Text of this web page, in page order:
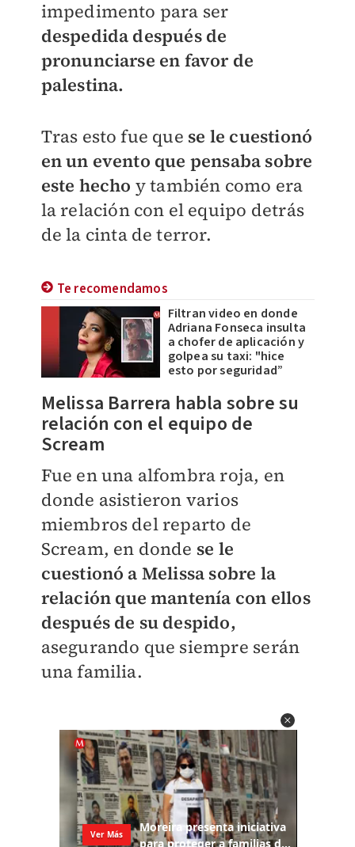
impedimento para ser
despedida después de
pronunciarse en favor de
palestina.
Tras esto fue que se le cuestionó
en un evento que pensaba sobre
este hecho y también como era
la relación con el equipo detrás
de la cinta de terror.
Te recomendamos
Filtran video en donde
Adriana Fonseca insulta
a chofer de aplicación y
golpea su taxi: "hice
esto por seguridad”
Melissa Barrera habla sobre su
relación con el equipo de
Scream
Fue en una alfombra roja, en
donde asistieron varios
miembros del reparto de
Scream, en donde se le
cuestionó a Melissa sobre la
relación que mantenía con ellos
después de su despido,
asegurando que siempre serán
una familia.